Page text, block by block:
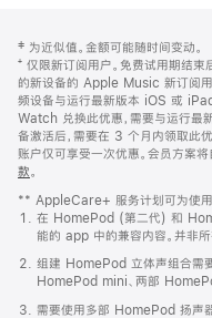
页
页
脚
注
‡ 为近似值。金额可能随时间变动。
⁺ 仅限新订阅用户。免费试用期结
的新设备的 Apple Music 新订阅用
频设备与运行最新版本 iOS 或
Watch 兑换此优惠，需要与运行最
备激活后，需要在 3 个月内领取此
账户仅可享受一次优惠。会员方案
款。
窗
口
中
打
开)
** AppleCare+ 服务计划可为使用
在 HomePod (第二代) 和
能的 app 中的兼容内容。并非所
组建 HomePod 立体声组合需
HomePod mini、两部
需要使用多部 HomePod 扬声